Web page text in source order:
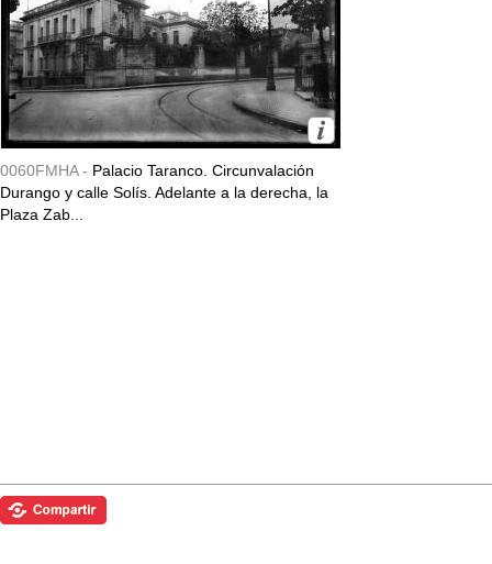
0060FMHA - Palacio Taranco. Circunvalación
Durango y calle Solís. Adelante a la derecha, la
Plaza Zab...